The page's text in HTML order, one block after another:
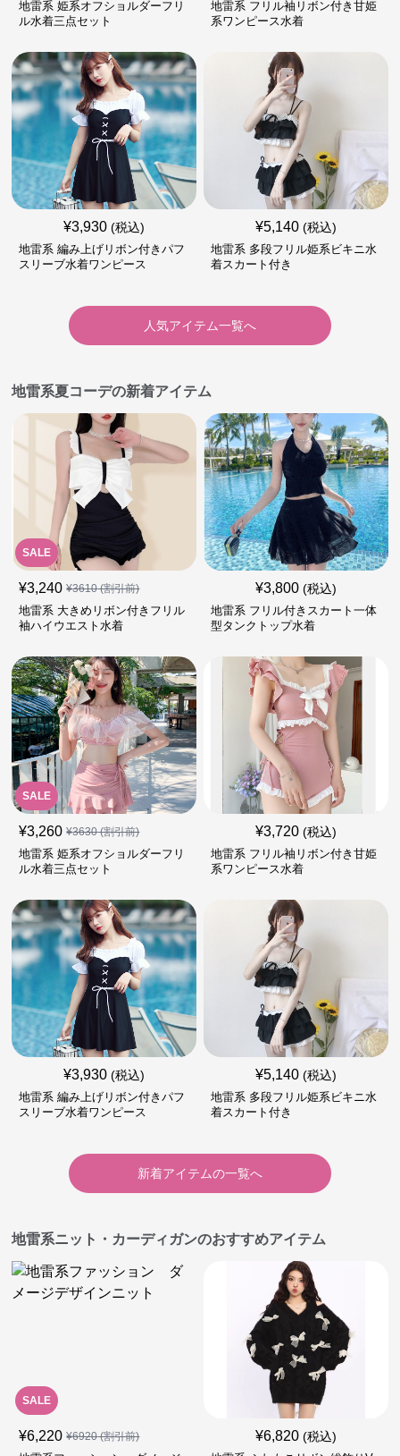
地雷系 姫系オフショルダーフリ
ル水着三点セット
地雷系 フリル袖リボン付き甘姫
系ワンピース水着
¥3,930 (税込)
地雷系 編み上げリボン付きパフ
スリーブ水着ワンピース
¥5,140 (税込)
地雷系 多段フリル姫系ビキニ水
着スカート付き
人気アイテム一覧へ
地雷系夏コーデの新着アイテム
SALE
¥3,240 ¥3610(割引前)
地雷系 大きめリボン付きフリル
袖ハイウエスト水着
¥3,800 (税込)
地雷系 フリル付きスカート一体
型タンクトップ水着
SALE
¥3,260 ¥3630(割引前)
地雷系 姫系オフショルダーフリ
ル水着三点セット
¥3,720 (税込)
地雷系 フリル袖リボン付き甘姫
系ワンピース水着
¥3,930 (税込)
地雷系 編み上げリボン付きパフ
スリーブ水着ワンピース
¥5,140 (税込)
地雷系 多段フリル姫系ビキニ水
着スカート付き
新着アイテムの一覧へ
地雷系ニット・カーディガンのおすすめアイテム
SALE
¥6,220 ¥6920(割引前) ¥6,820 (税込)